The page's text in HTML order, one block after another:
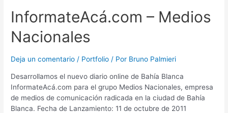
InformateAcá.com – Medios
Nacionales
Deja un comentario / Portfolio / Por Bruno Palmieri
Desarrollamos el nuevo diario online de Bahía Blanca
InformateAcá.com para el grupo Medios Nacionales, empresa
de medios de comunicación radicada en la ciudad de Bahía
Blanca. Fecha de Lanzamiento: 11 de octubre de 2011